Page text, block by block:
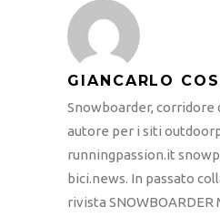
GIANCARLO
Snowboarder, corridore
autore per i siti
runningpassion.it
bici.news. In passato
rivista SNOWBOARDER